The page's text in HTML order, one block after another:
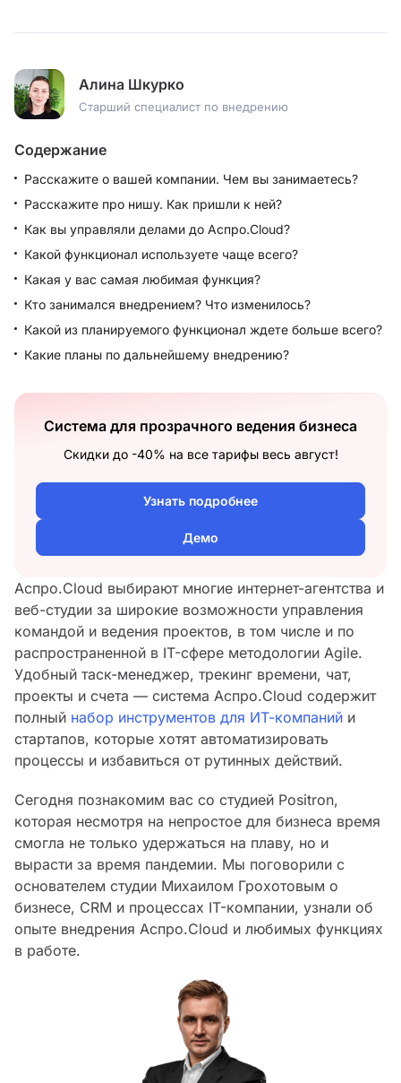
Аспро.Cloud выбирают многие интернет-агентства и
веб-студии за широкие возможности управления
командой и ведения проектов, в том числе и по
распространенной в IT-сфере методологии Agile.
Удобный таск-менеджер, трекинг времени, чат,
проекты и счета — система Аспро.Cloud содержит
полный набор инструментов для ИТ-компаний и
стартапов, которые хотят автоматизировать
процессы и избавиться от рутинных действий.
Сегодня познакомим вас со студией Positron,
которая несмотря на непростое для бизнеса время
смогла не только удержаться на плаву, но и
вырасти за время пандемии. Мы поговорили с
основателем студии Михаилом Грохотовым о
бизнесе, CRM и процессах IT-компании, узнали об
опыте внедрения Аспро.Cloud и любимых функциях
в работе.
Алина Шкурко
Старший специалист по внедрению
Содержание
Расскажите о вашей компании. Чем вы занимаетесь?
Расскажите про нишу. Как пришли к ней?
Как вы управляли делами до Аспро.Cloud?
Какой функционал используете чаще всего?
Какая у вас самая любимая функция?
Кто занимался внедрением? Что изменилось?
Какой из планируемого функционал ждете больше всего?
Какие планы по дальнейшему внедрению?
Система для прозрачного ведения бизнеса
Скидки до -40% на все тарифы весь август!
Узнать подробнее
Демо